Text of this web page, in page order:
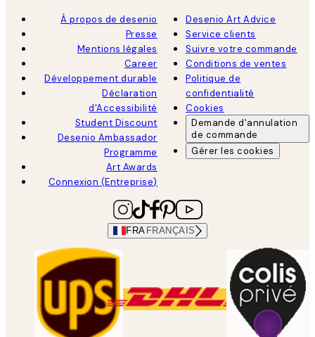
À propos de desenio
Presse
Mentions légales
Career
Développement durable
Déclaration
d'Accessibilité
Student Discount
Desenio Ambassador
Programme
Art Awards
Connexion (Entreprise)
Desenio Art Advice
Service clients
Suivre votre commande
Conditions de ventes
Politique de
confidentialité
Cookies
Demande d'annulation
de commande
Gérer les cookies
FRA FRANÇAIS